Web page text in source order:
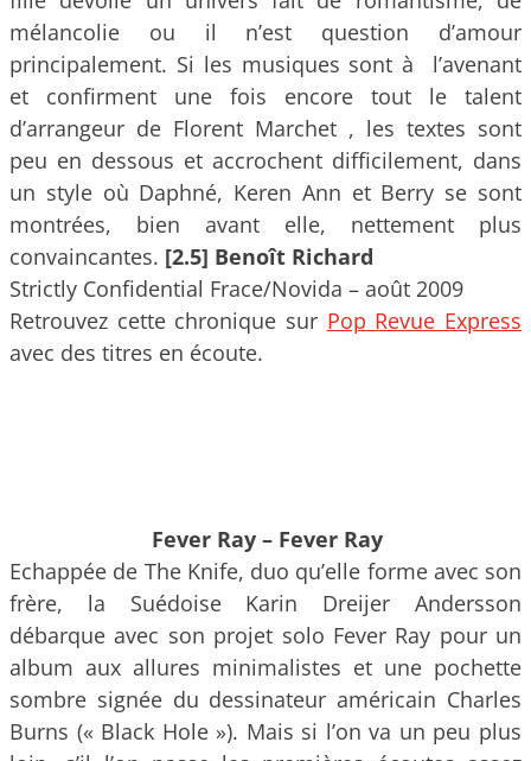
mélancolie ou il n’est question d’amour
principalement. Si les musiques sont à l’avenant
et confirment une fois encore tout le talent
d’arrangeur de Florent Marchet , les textes sont
peu en dessous et accrochent difficilement, dans
un style où Daphné, Keren Ann et Berry se sont
montrées, bien avant elle, nettement plus
convaincantes. [2.5] Benoît Richard
Strictly Confidential Frace/Novida – août 2009
Retrouvez cette chronique sur Pop Revue Express
avec des titres en écoute.
Fever Ray – Fever Ray
Echappée de The Knife, duo qu’elle forme avec son
frère, la Suédoise Karin Dreijer Andersson
débarque avec son projet solo Fever Ray pour un
album aux allures minimalistes et une pochette
sombre signée du dessinateur américain Charles
Burns (« Black Hole »). Mais si l’on va un peu plus